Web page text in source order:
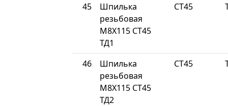
45
Шпилька
резьбовая
М8Х115 СТ45
ТД1
СТ45
46
Шпилька
резьбовая
М8Х115 СТ45
ТД2
СТ45